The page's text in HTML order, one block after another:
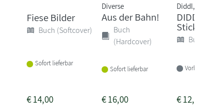
Fiese Bilder
Buch (Softcover)
Sofort lieferbar
€14,00
Diverse
Aus der Bahn!
Buch
(Hardcover)
Sofort lieferbar
€16,00
Diddl,
DIDDL -
Sticker
Buch
Vorbestellbar
€12,99